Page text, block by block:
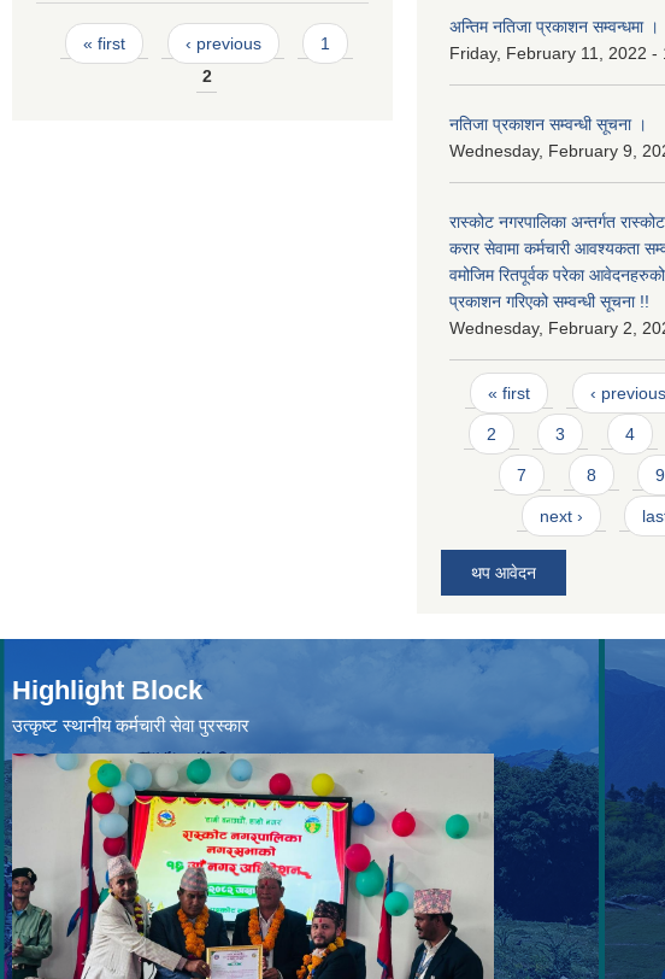
Pages
« first ‹ previous
1
2
अन्तिम नतिजा प्रकाशन सम्वन्धमा ।
Friday, February 11, 2022 -
नतिजा प्रकाशन सम्वन्धी सूचना ।
Wednesday, February 9,
रास्कोट नगरपालिका अन्तर्गत
करार सेवामा कर्मचारी आवश्यकता
वमोजिम रितपूर्वक परेका
प्रकाशन गरिएको सम्वन्धी सूचना !!
Wednesday, February 2,
Pages
« first ‹ previous
2 3 4
7 8 9
next ›
थप आवेदन
Highlight Block
उत्‍कृष्ट स्थानीय कर्मचारी सेवा पुरस्कार